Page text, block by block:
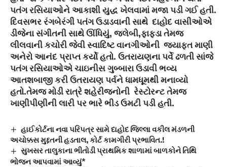
પતંગ રસિયાઓને આકાશી યુદ્ધ ખેલવામાં મજા પડી ગઈ હતી.
દિવસભર રંગબેરંગી પતંગ ઉડાડવાની સાથે દાહોદ વાસીઓએ
ડીજેના સંગીતની સાથે ઊંધિયું, જલેબી,ફાફડા તેમજ
લીલવાની કચોરી જેવી સ્વાદિષ્ટ વાનગીઓની જયાફત માણી
અનેરો આનંદ પ્રાપ્ત કર્યો હતો. ઉતરાયણના પર્વે ઢળતી સાંજે
પતંગ રસિયાઓએ ચાઇનીસ ગુબ્બારા ઉડાવી ભવ્ય
આતશબાજી કરી ઉતરાયણ પર્વને ધામધૂમથી મનાવ્યો
હતો.તેમજ મોડી રાત્રે શહેરીજનોની રેસ્ટોરન્ટ તેમજ
ખાણીપીણીની લારી પર ભારે ભીડ ઉમટી પડી હતી.
હાઈકોર્ટના નવા પરિપત્ર સામે દાહોદ જિલ્લા વકીલ મંડળની
અચોક્કસ મુદ્દતની હડતાલ, કોર્ટ કામગીરી પ્રભાવિત.!
સુખસર તાલુકાના ભીતોડી પ્રાથમિક શાળામાં બાળકોને તિથિ
ભોજન આપવામાં આવ્યું*